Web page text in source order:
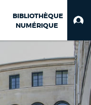
BIBLIOTHÈQUE
NUMÉRIQUE